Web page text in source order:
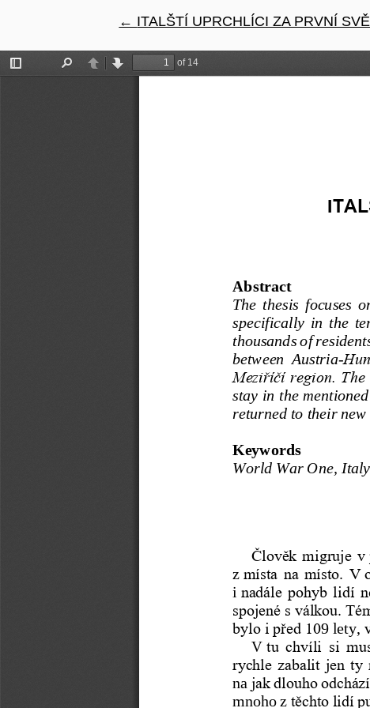
← Návrat na podrobnosti článku
ITALŠTÍ UPRCHLÍCI ZA PRVNÍ